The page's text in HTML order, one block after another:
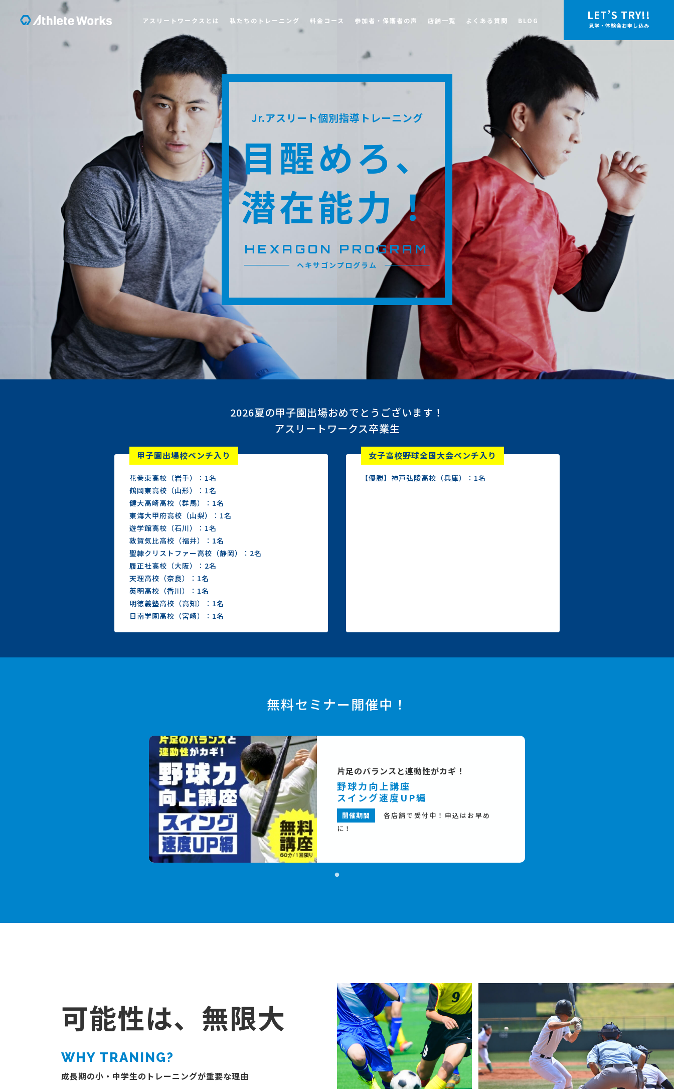
アスリートワークスとは 私たちのトレーニング 料金コース 参加者・保護者の声 店舗一覧 よくある質問 BLOG LET’S TRY!!
見学・体験会お申し込み
Jr.アスリート個別指導トレーニング
目醒めろ、
潜在能力！
HEXAGON PROGRAM
ヘキサゴンプログラム
2026夏の甲子園出場おめでとうございます！
アスリートワークス卒業生
甲子園出場校ベンチ入り
花巻東高校（岩手）：1名
鶴岡東高校（山形）：1名
健大高崎高校（群馬）：1名
東海大甲府高校（山梨）：1名
遊学館高校（石川）：1名
敦賀気比高校（福井）：1名
聖隷クリストファー高校（静岡）：2名
履正社高校（大阪）：2名
天理高校（奈良）：1名
英明高校（香川）：1名
明徳義塾高校（高知）：1名
日南学園高校（宮崎）：1名
女子高校野球全国大会ベンチ入り
【優勝】神戸弘陵高校（兵庫）：1名
無料セミナー開催中！
片足のバランスと連動性がカギ！
野球力向上講座
スイング速度UP編
開催期間
各店舗で受付中！申込はお早め
に！
可能性は、無限大
WHY TRANING?
成長期の小・中学生のトレーニングが重要な理由